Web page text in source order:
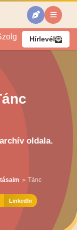
Hírlevél
oldala.
> Tánc
LinkedIn